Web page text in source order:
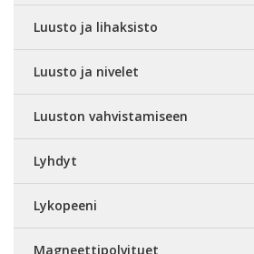
Luusto ja lihaksisto
Luusto ja nivelet
Luuston vahvistamiseen
Lyhdyt
Lykopeeni
Magneettipolvituet